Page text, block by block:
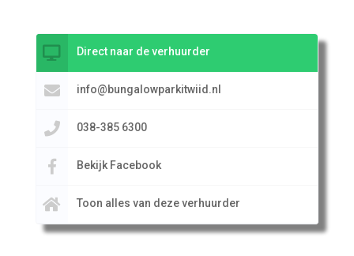
Direct naar de verhuurder
info@bungalowparkitwiid.nl
038-385 6300
Bekijk Facebook
Toon alles van deze verhuurder